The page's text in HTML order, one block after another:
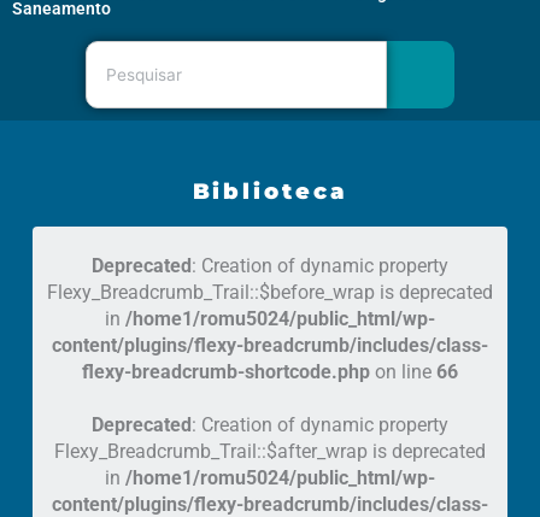
Saneamento
Pesquisar
Biblioteca
Deprecated: Creation of dynamic property
Flexy_Breadcrumb_Trail::$before_wrap is deprecated
in /home1/romu5024/public_html/wp-
content/plugins/flexy-breadcrumb/includes/class-
flexy-breadcrumb-shortcode.php on line 66
Deprecated: Creation of dynamic property
Flexy_Breadcrumb_Trail::$after_wrap is deprecated
in /home1/romu5024/public_html/wp-
content/plugins/flexy-breadcrumb/includes/class-